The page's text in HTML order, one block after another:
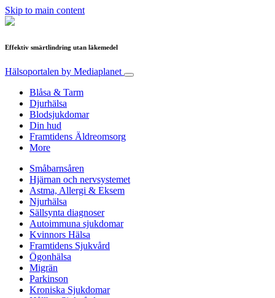
Skip to main content
Effektiv smärtlindring utan läkemedel
Hälsoportalen by Mediaplanet
Blåsa & Tarm
Djurhälsa
Blodsjukdomar
Din hud
Framtidens Äldreomsorg
More
Småbarnsåren
Hjärnan och nervsystemet
Astma, Allergi & Eksem
Njurhälsa
Sällsynta diagnoser
Autoimmuna sjukdomar
Kvinnors Hälsa
Framtidens Sjukvård
Ögonhälsa
Migrän
Parkinson
Kroniska Sjukdomar